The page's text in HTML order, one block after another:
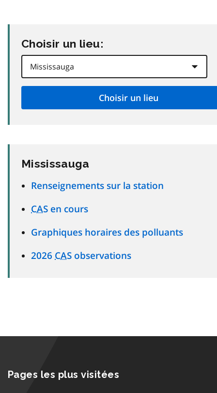
Choisir un lieu:
Mississauga
Renseignements sur la station
CAS en cours
Graphiques horaires des polluants
2026 CAS observations
Pages les plus visitées